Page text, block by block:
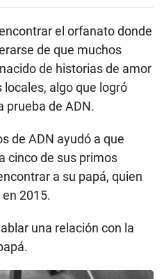
el orfanato donde
de que muchos